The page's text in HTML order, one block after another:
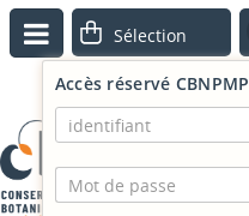
Accès réservé CBNPMP